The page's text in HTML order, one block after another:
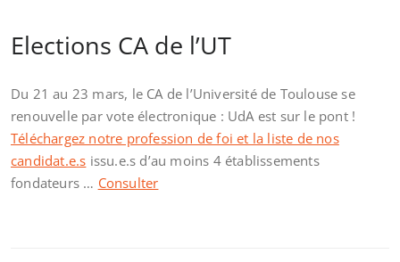
Elections CA de l’UT
Du 21 au 23 mars, le CA de l’Université de Toulouse se
renouvelle par vote électronique : UdA est sur le pont !
Téléchargez notre profession de foi et la liste de nos
candidat.e.s issu.e.s d’au moins 4 établissements
fondateurs … Consulter